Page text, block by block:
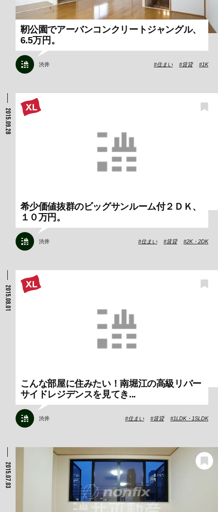
靭公園でアーバンコンクリートジャングル、
6.5万円。
渋井 住まい 賃貸 1K
2015.09.28
希少価値抜群のビッグサンルーム付２ＤＫ、
１０万円。
渋井 住まい 賃貸 2K・2DK
2015.08.01
こんな部屋に住みたい！南堀江の高級リバー
サイドレジデンスを見てき...
渋井 住まい 賃貸 1LDK・1SLDK
2015.07.03